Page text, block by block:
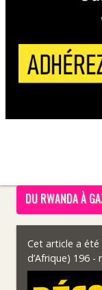
DU RWANDA À
Cet article a été
d’Afrique) 196 -